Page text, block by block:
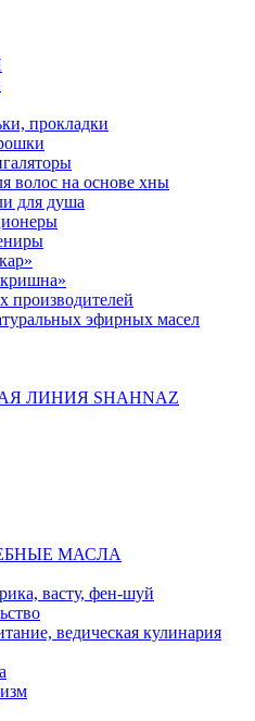
прокладки
волос на основе хны
для душа
производителей
эфирных масел
ЛИНИЯ SHAHNAZ
МАСЛА
васту, фен-шуй
ведическая кулинария